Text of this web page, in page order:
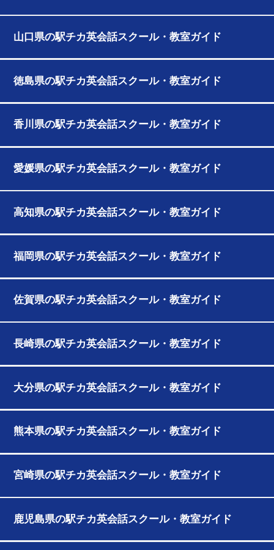
山口県の駅チカ英会話スクール・教室ガイド
徳島県の駅チカ英会話スクール・教室ガイド
香川県の駅チカ英会話スクール・教室ガイド
愛媛県の駅チカ英会話スクール・教室ガイド
高知県の駅チカ英会話スクール・教室ガイド
福岡県の駅チカ英会話スクール・教室ガイド
佐賀県の駅チカ英会話スクール・教室ガイド
長崎県の駅チカ英会話スクール・教室ガイド
大分県の駅チカ英会話スクール・教室ガイド
熊本県の駅チカ英会話スクール・教室ガイド
宮崎県の駅チカ英会話スクール・教室ガイド
鹿児島県の駅チカ英会話スクール・教室ガイド